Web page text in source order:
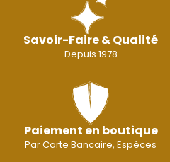
Savoir-Faire & Qualité
Depuis 1978
Paiement en boutique
Par Carte Bancaire, Espèces